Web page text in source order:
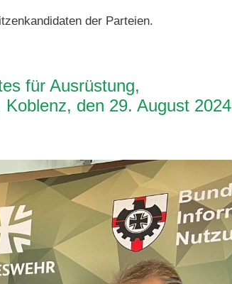
der Parteien.
für Ausrüstung,
den 29. August 2024